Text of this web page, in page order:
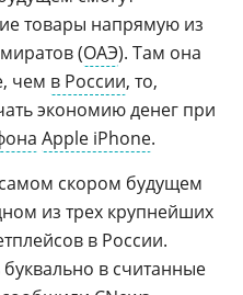
товары напрямую из
(ОАЭ). Там она
чем в России, то,
экономию денег при
Apple iPhone.
скором будущем
из трех крупнейших
в России.
в считанные